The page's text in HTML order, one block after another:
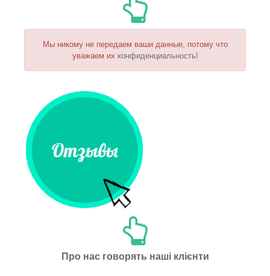
Мы никому не передаем ваши данные, потому что
уважаем их конфиденциальность!
Про нас говорять наші клієнти